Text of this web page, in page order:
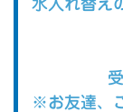
水入れ替え
※お友達、